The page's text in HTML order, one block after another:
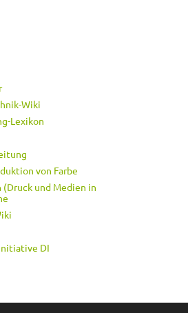
Wiki
Lexikon
von Farbe
(Druck und Medien in
DI